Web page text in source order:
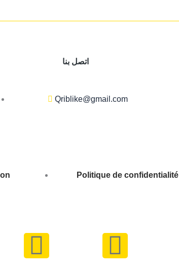
اتصل بنا
Qriblike@gmail.com
Politique de confidentialité
Y
I